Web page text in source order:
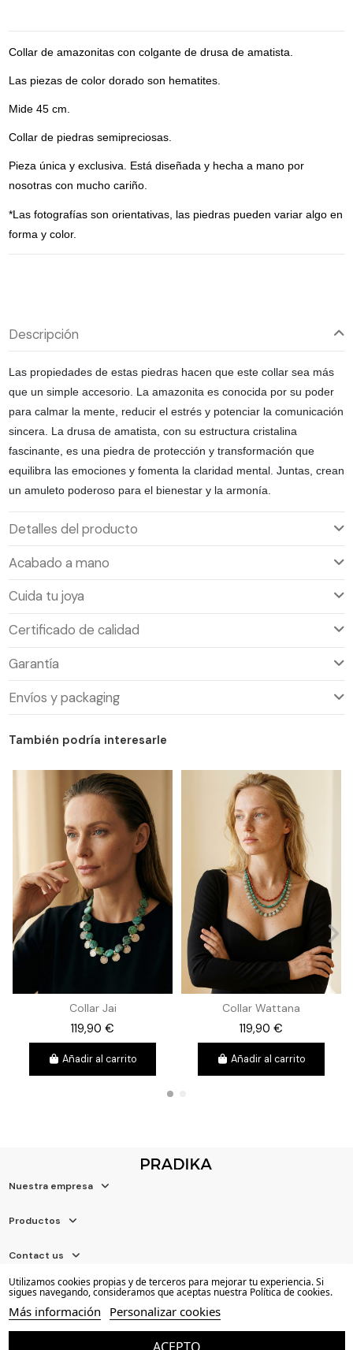
Collar de amazonitas con colgante de drusa de amatista.
Las piezas de color dorado son hematites.
Mide 45 cm.
Collar de piedras semipreciosas.
Pieza única y exclusiva. Está diseñada y hecha a mano por
nosotras con mucho cariño.
*Las fotografías son orientativas, las piedras pueden variar algo en
forma y color.
Descripción
Las propiedades de estas piedras hacen que este collar sea más
que un simple accesorio. La amazonita es conocida por su poder
para calmar la mente, reducir el estrés y potenciar la comunicación
sincera. La drusa de amatista, con su estructura cristalina
fascinante, es una piedra de protección y transformación que
equilibra las emociones y fomenta la claridad mental. Juntas, crean
un amuleto poderoso para el bienestar y la armonía.
Detalles del producto
Acabado a mano
Cuida tu joya
Certificado de calidad
Garantía
Envíos y packaging
También podría interesarle
Collar Jai
119,90 €
Añadir al carrito
Collar Wattana
119,90 €
Añadir al carrito
Nuestra empresa
Productos
Contact us
Utilizamos cookies propias y de terceros para mejorar tu experiencia. Si
sigues navegando, consideramos que aceptas nuestra Política de cookies.
Más información Personalizar cookies
Newsletter